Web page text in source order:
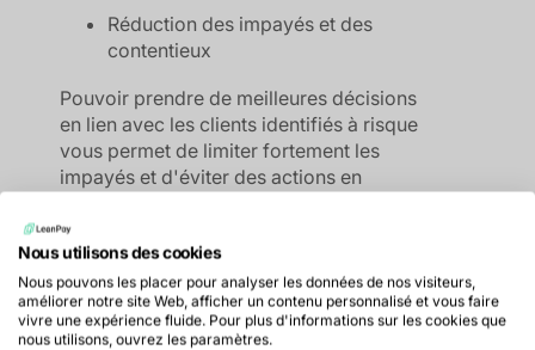
Réduction des impayés et des
contentieux
Pouvoir prendre de meilleures décisions
en lien avec les clients identifiés à risque
vous permet de limiter fortement les
impayés et d'éviter des actions en
Qu'est-ce que le risque client ?
Nous utilisons des cookies
Nous pouvons les placer pour analyser les données de nos visiteurs,
améliorer notre site Web, afficher un contenu personnalisé et vous faire
vivre une expérience fluide. Pour plus d'informations sur les cookies que
nous utilisons, ouvrez les paramètres.